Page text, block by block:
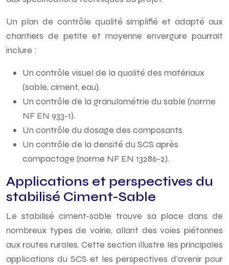
Un plan de contrôle qualité simplifié et adapté aux
chantiers de petite et moyenne envergure pourrait
inclure :
Un contrôle visuel de la qualité des matériaux
(sable, ciment, eau).
Un contrôle de la granulométrie du sable (norme
NF EN 933-1).
Un contrôle du dosage des composants.
Un contrôle de la densité du SCS après
compactage (norme NF EN 13286-2).
Applications et perspectives du
stabilisé Ciment-Sable
Le stabilisé ciment-sable trouve sa place dans de
nombreux types de voirie, allant des voies piétonnes
aux routes rurales. Cette section illustre les principales
applications du SCS et les perspectives d’avenir pour